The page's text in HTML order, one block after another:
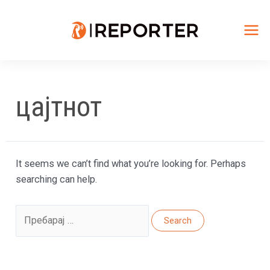
цајтнот
It seems we can’t find what you’re looking for. Perhaps
searching can help.